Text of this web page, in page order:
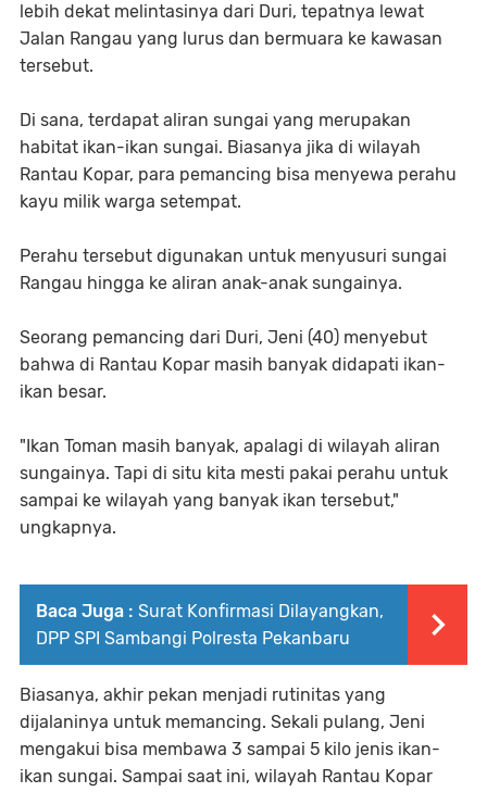
lebih dekat melintasinya dari Duri, tepatnya lewat
Jalan Rangau yang lurus dan bermuara ke kawasan
tersebut.
Di sana, terdapat aliran sungai yang merupakan
habitat ikan-ikan sungai. Biasanya jika di wilayah
Rantau Kopar, para pemancing bisa menyewa perahu
kayu milik warga setempat.
Perahu tersebut digunakan untuk menyusuri sungai
Rangau hingga ke aliran anak-anak sungainya.
Seorang pemancing dari Duri, Jeni (40) menyebut
bahwa di Rantau Kopar masih banyak didapati ikan-
ikan besar.
"Ikan Toman masih banyak, apalagi di wilayah aliran
sungainya. Tapi di situ kita mesti pakai perahu untuk
sampai ke wilayah yang banyak ikan tersebut,"
ungkapnya.
Baca Juga : Surat Konfirmasi Dilayangkan,
DPP SPI Sambangi Polresta Pekanbaru
Biasanya, akhir pekan menjadi rutinitas yang
dijalaninya untuk memancing. Sekali pulang, Jeni
mengakui bisa membawa 3 sampai 5 kilo jenis ikan-
ikan sungai. Sampai saat ini, wilayah Rantau Kopar